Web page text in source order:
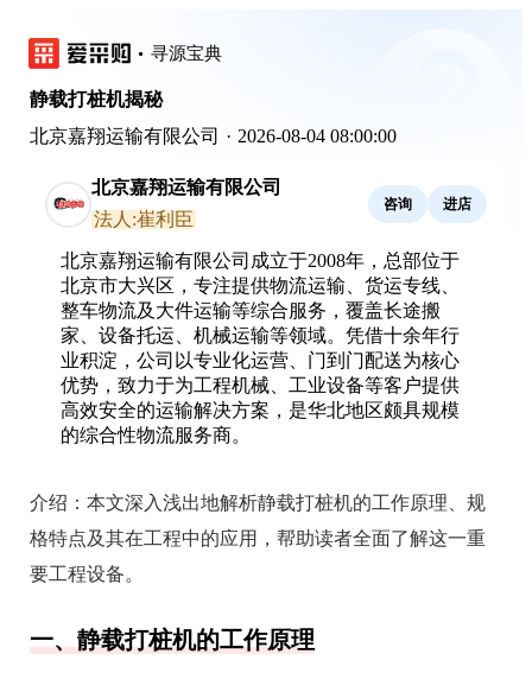
寻源宝典
静载打桩机揭秘
北京嘉翔运输有限公司 · 2026-08-04 08:00:00
北京嘉翔运输有限公司
法人:崔利臣
咨询 进店
北京嘉翔运输有限公司成立于2008年，总部位于
北京市大兴区，专注提供物流运输、货运专线、
整车物流及大件运输等综合服务，覆盖长途搬
家、设备托运、机械运输等领域。凭借十余年行
业积淀，公司以专业化运营、门到门配送为核心
优势，致力于为工程机械、工业设备等客户提供
高效安全的运输解决方案，是华北地区颇具规模
的综合性物流服务商。
介绍： 本文深入浅出地解析静载打桩机的工作原理、规
格特点及其在工程中的应用，帮助读者全面了解这一重
要工程设备。
一、静载打桩机的工作原理